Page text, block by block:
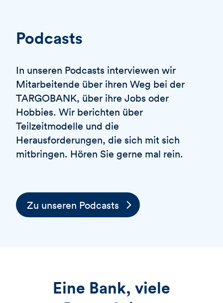
Podcasts
In unseren Podcasts interviewen wir
Mitarbeitende über ihren Weg bei der
TARGOBANK, über ihre Jobs oder
Hobbies. Wir berichten über
Teilzeitmodelle und die
Herausforderungen, die sich mit sich
mitbringen. Hören Sie gerne mal rein.
Zu unseren Podcasts
Eine Bank, viele